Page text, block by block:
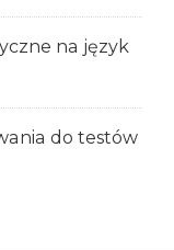
na język
do testów